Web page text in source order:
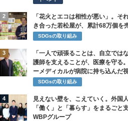
2
「花火とエコは相性が悪い」。そ
き合った若松屋が、累計68万個を
SDGsの取り組み
3
「一人で頑張ることは、自立では
護師を支えることが、医療を守る
ーメディカルが病院に持ち込んだ
SDGsの取り組み
4
見えない壁を、こえていく。外国
「働く」と「暮らす」をまるごと
WBPグループ